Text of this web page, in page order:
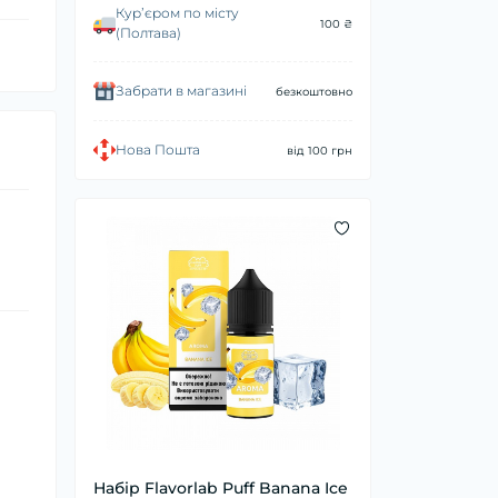
Курʼєром по місту
(Полтава)
100 ₴
Забрати в магазині безкоштовно
Нова Пошта від 100 грн
Набір Flavorlab Puff Banana Ice